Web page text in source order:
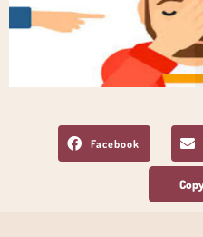
Facebook